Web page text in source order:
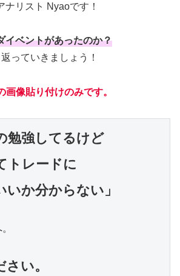
リスト Nyaoです！
イベントがあったのか？
っていきましょう！
像貼り付けのみです。
勉強してるけど
レードに
か分からない」
い。